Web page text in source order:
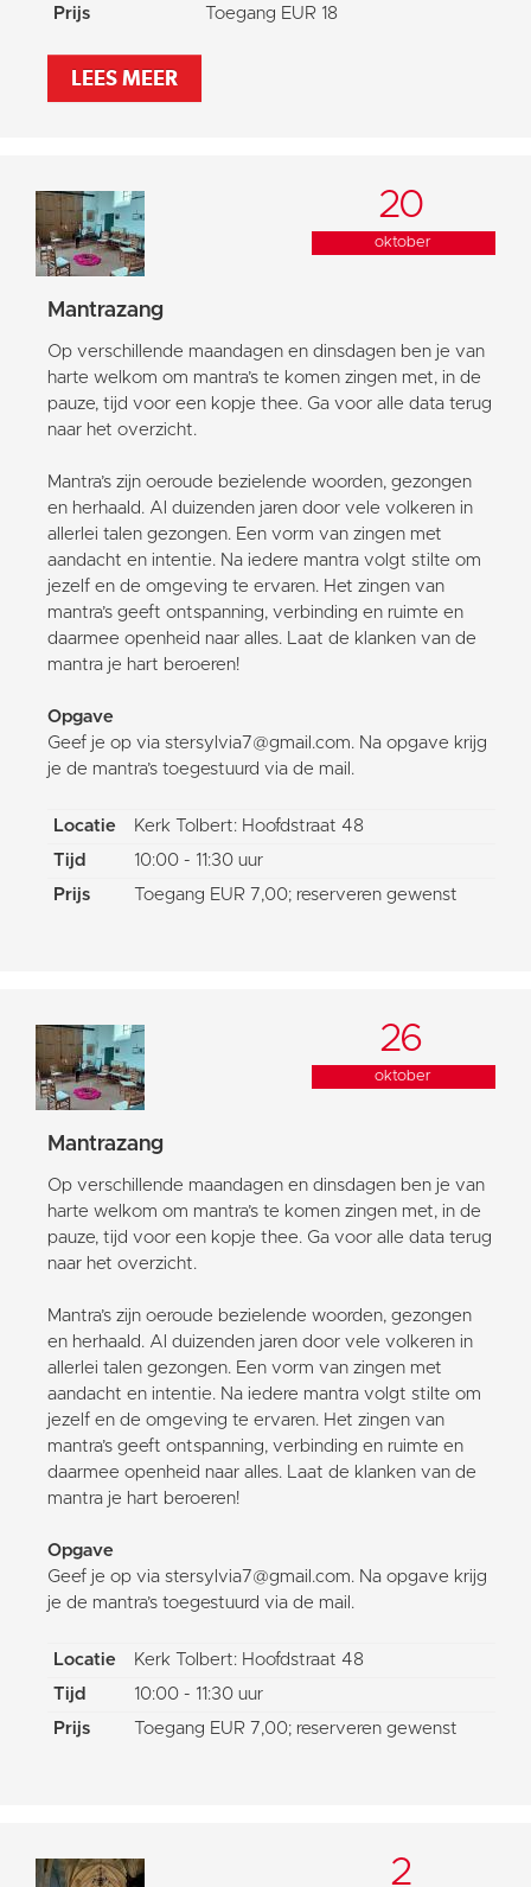
Prijs
Toegang EUR 18
LEES MEER
20
oktober
Mantrazang
Op verschillende maandagen en dinsdagen ben je van
harte welkom om mantra’s te komen zingen met, in de
pauze, tijd voor een kopje thee. Ga voor alle data terug
naar het overzicht.
Mantra’s zijn oeroude bezielende woorden, gezongen
en herhaald. Al duizenden jaren door vele volkeren in
allerlei talen gezongen. Een vorm van zingen met
aandacht en intentie. Na iedere mantra volgt stilte om
jezelf en de omgeving te ervaren. Het zingen van
mantra’s geeft ontspanning, verbinding en ruimte en
daarmee openheid naar alles. Laat de klanken van de
mantra je hart beroeren!
Opgave
Geef je op via stersylvia7@gmail.com. Na opgave krijg
je de mantra’s toegestuurd via de mail.
Locatie
Kerk Tolbert: Hoofdstraat 48
Tijd
10:00 - 11:30 uur
Prijs
Toegang EUR 7,00; reserveren gewenst
26
oktober
Mantrazang
Op verschillende maandagen en dinsdagen ben je van
harte welkom om mantra’s te komen zingen met, in de
pauze, tijd voor een kopje thee. Ga voor alle data terug
naar het overzicht.
Mantra’s zijn oeroude bezielende woorden, gezongen
en herhaald. Al duizenden jaren door vele volkeren in
allerlei talen gezongen. Een vorm van zingen met
aandacht en intentie. Na iedere mantra volgt stilte om
jezelf en de omgeving te ervaren. Het zingen van
mantra’s geeft ontspanning, verbinding en ruimte en
daarmee openheid naar alles. Laat de klanken van de
mantra je hart beroeren!
Opgave
Geef je op via stersylvia7@gmail.com. Na opgave krijg
je de mantra’s toegestuurd via de mail.
Locatie
Kerk Tolbert: Hoofdstraat 48
Tijd
10:00 - 11:30 uur
Prijs
Toegang EUR 7,00; reserveren gewenst
2